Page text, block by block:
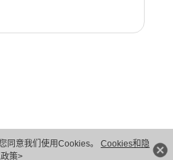
同意我们使用Cookies。 Cookies和隐
策>
2026。 保留一切权利。粤A2-20044005号